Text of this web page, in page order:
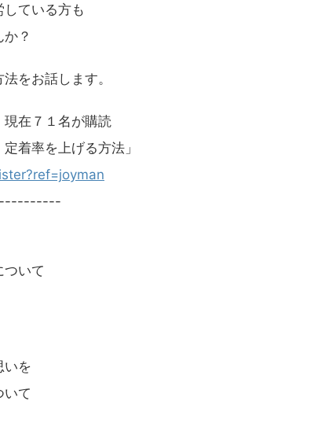
ている方も
？
をお話します。
在７１名が購読
着率を上げる方法」
ついて
いを
いて